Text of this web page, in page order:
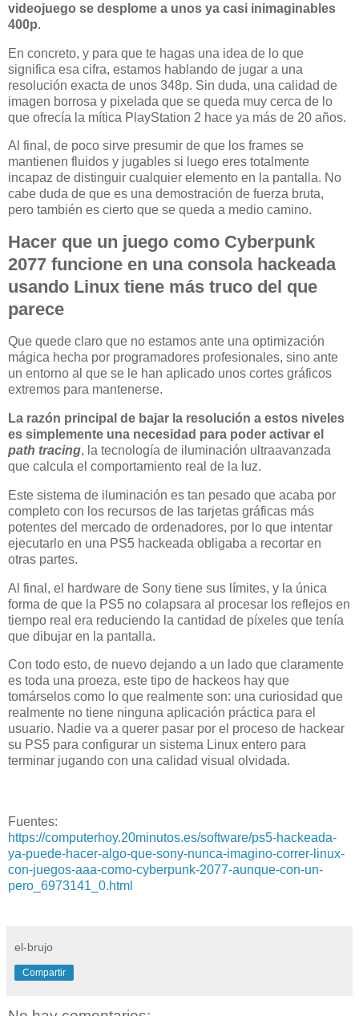
videojuego se desplome a unos ya casi inimaginables
400p.
En concreto, y para que te hagas una idea de lo que
significa esa cifra, estamos hablando de jugar a una
resolución exacta de unos 348p. Sin duda, una calidad de
imagen borrosa y pixelada que se queda muy cerca de lo
que ofrecía la mítica PlayStation 2 hace ya más de 20 años.
Al final, de poco sirve presumir de que los frames se
mantienen fluidos y jugables si luego eres totalmente
incapaz de distinguir cualquier elemento en la pantalla. No
cabe duda de que es una demostración de fuerza bruta,
pero también es cierto que se queda a medio camino.
Hacer que un juego como Cyberpunk
2077 funcione en una consola hackeada
usando Linux tiene más truco del que
parece
Que quede claro que no estamos ante una optimización
mágica hecha por programadores profesionales, sino ante
un entorno al que se le han aplicado unos cortes gráficos
extremos para mantenerse.
La razón principal de bajar la resolución a estos niveles
es simplemente una necesidad para poder activar el
path tracing, la tecnología de iluminación ultraavanzada
que calcula el comportamiento real de la luz.
Este sistema de iluminación es tan pesado que acaba por
completo con los recursos de las tarjetas gráficas más
potentes del mercado de ordenadores, por lo que intentar
ejecutarlo en una PS5 hackeada obligaba a recortar en
otras partes.
Al final, el hardware de Sony tiene sus límites, y la única
forma de que la PS5 no colapsara al procesar los reflejos en
tiempo real era reduciendo la cantidad de píxeles que tenía
que dibujar en la pantalla.
Con todo esto, de nuevo dejando a un lado que claramente
es toda una proeza, este tipo de hackeos hay que
tomárselos como lo que realmente son: una curiosidad que
realmente no tiene ninguna aplicación práctica para el
usuario. Nadie va a querer pasar por el proceso de hackear
su PS5 para configurar un sistema Linux entero para
terminar jugando con una calidad visual olvidada.
Fuentes:
https://computerhoy.20minutos.es/software/ps5-hackeada-
ya-puede-hacer-algo-que-sony-nunca-imagino-correr-linux-
con-juegos-aaa-como-cyberpunk-2077-aunque-con-un-
pero_6973141_0.html
el-brujo
Compartir